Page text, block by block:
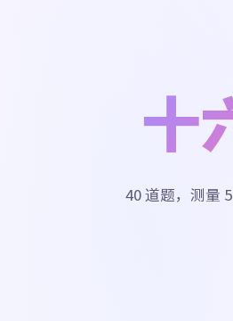
十
40 道题，测量